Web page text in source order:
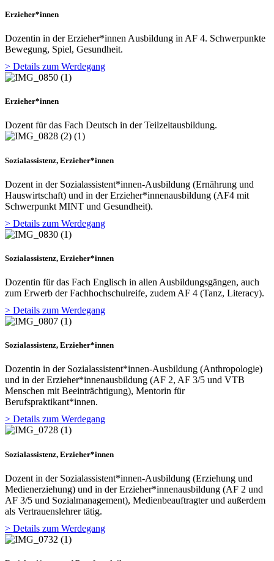
Erzieher*innen
Dozentin in der Erzieher*innen Ausbildung in AF 4. Schwerpunkte
Bewegung, Spiel, Gesundheit.
> Details zum Werdegang
Erzieher*innen
Dozent für das Fach Deutsch in der Teilzeitausbildung.
Sozialassistenz, Erzieher*innen
Dozent in der Sozialassistent*innen-Ausbildung (Ernährung und
Hauswirtschaft) und in der Erzieher*innenausbildung (AF4 mit
Schwerpunkt MINT und Gesundheit).
> Details zum Werdegang
Sozialassistenz, Erzieher*innen
Dozentin für das Fach Englisch in allen Ausbildungsgängen, auch
zum Erwerb der Fachhochschulreife, zudem AF 4 (Tanz, Literacy).
> Details zum Werdegang
Sozialassistenz, Erzieher*innen
Dozentin in der Sozialassistent*innen-Ausbildung (Anthropologie)
und in der Erzieher*innenausbildung (AF 2, AF 3/5 und VTB
Menschen mit Beeinträchtigung), Mentorin für
Berufspraktikant*innen.
> Details zum Werdegang
Sozialassistenz, Erzieher*innen
Dozent in der Sozialassistent*innen-Ausbildung (Erziehung und
Medienerziehung) und in der Erzieher*innenausbildung (AF 2 und
AF 3/5 und Sozialmanagement), Medienbeauftragter und außerdem
als Vertrauenslehrer tätig.
> Details zum Werdegang